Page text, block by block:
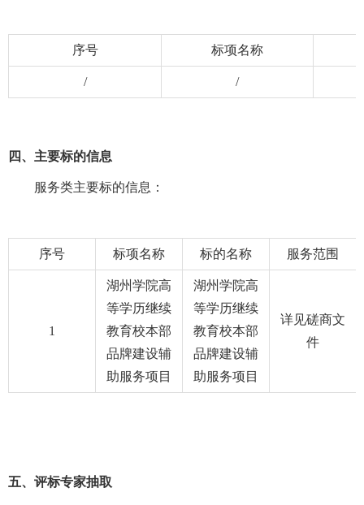
序号 标项名称
/ /
四、主要标的信息
服务类主要标的信息：
序号 标项名称 标的名称 服务范围
1
湖州学院高
等学历继续
教育校本部
品牌建设辅
助服务项目
湖州学院高
等学历继续
教育校本部
品牌建设辅
助服务项目
详见磋商文
件
五、评标专家抽取